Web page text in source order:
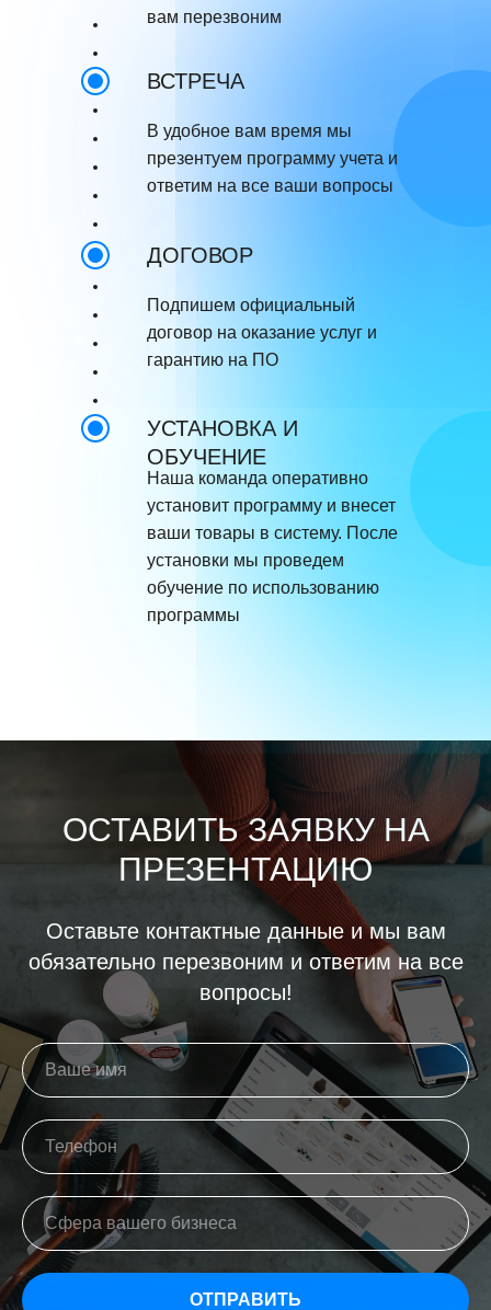
вам перезвоним
В удобное вам время мы
презентуем программу учета и
ответим на все ваши вопросы
ВСТРЕЧА
Подпишем официальный
договор на оказание услуг и
гарантию на ПО
ДОГОВОР
Наша команда оперативно
установит программу и внесет
ваши товары в систему. После
установки мы проведем
обучение по использованию
программы
УСТАНОВКА И
ОБУЧЕНИЕ
ОСТАВИТЬ ЗАЯВКУ НА
ПРЕЗЕНТАЦИЮ
Оставьте контактные данные и мы вам
обязательно перезвоним и ответим на все
вопросы!
ОТПРАВИТЬ